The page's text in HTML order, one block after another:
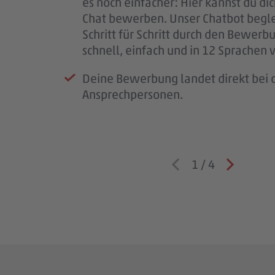
Chat bewerben. Unser Chatbot
Schritt für Schritt durch den
schnell, einfach und in 12 Sprachen
Deine Bewerbung landet direkt bei
Ansprechpersonen.
wichtig.
Wenn wir Rückfragen haben,
1 / 4